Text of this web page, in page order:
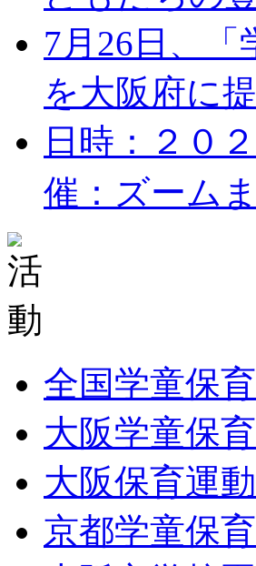
7月26日、
を大阪府に
日時：２０
催：ズーム
全国学童保
大阪学童保
大阪保育運
京都学童保